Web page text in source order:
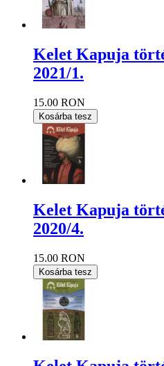
Kelet Kapuja
2021/1.
15.00 RON
Kosárba tesz
Kelet Kapuja
2020/4.
15.00 RON
Kosárba tesz